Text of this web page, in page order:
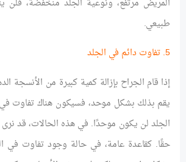
المريض مرتفع، ونوعية الجلد منخفضة،
طبيعي.
5. تفاوت دائم في الجلد
إذا قام الجراح بإزالة كمية كبيرة من الأنسجة
يقم بذلك بشكل موحد، فسيكون هناك تفاوت
الجلد لن يكون موحدًا. في هذه الحالات، قد نرى
حقًا. كقاعدة عامة، في حالة وجود تفاوت